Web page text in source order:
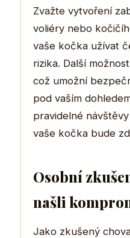
Zvažte vytvoření
voliéry nebo
vaše kočka užívat
rizika. Další
což umožní
pod vaším
pravidelné
vaše kočka bude
Osobní
našli
Jako zkušený